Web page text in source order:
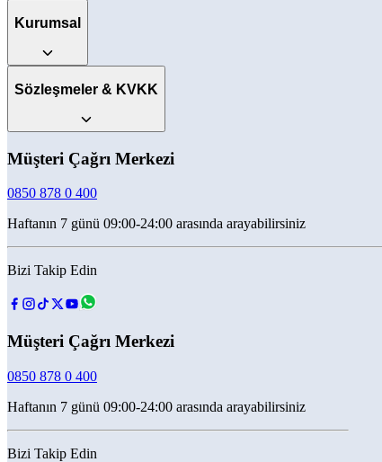
Kurumsal
Sözleşmeler & KVKK
Müşteri Çağrı Merkezi
0850 878 0 400
Haftanın 7 günü 09:00-24:00 arasında arayabilirsiniz
Bizi Takip Edin
Müşteri Çağrı Merkezi
0850 878 0 400
Haftanın 7 günü 09:00-24:00 arasında arayabilirsiniz
Bizi Takip Edin